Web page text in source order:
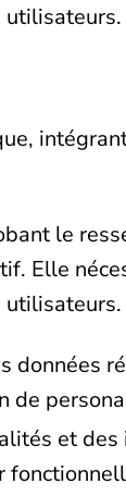
utilisateurs.
le
Elle
utilisateurs.
données
de
et